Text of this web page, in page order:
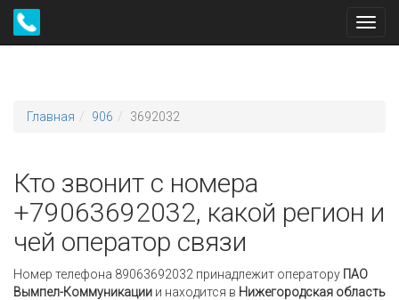
Главная 906 3692032
Кто звонит с номера
+79063692032, какой регион и
чей оператор связи
Номер телефона 89063692032 принадлежит оператору ПАО
Вымпел-Коммуникации и находится в Нижегородская область